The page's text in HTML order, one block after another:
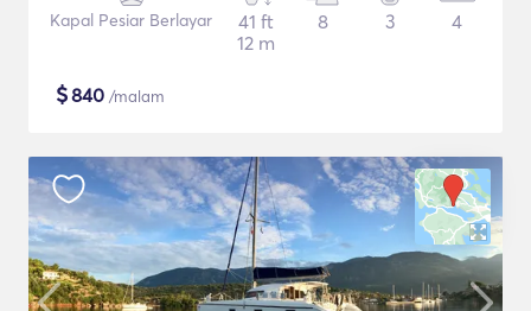
Kapal Pesiar Berlayar
41 ft
12 m
8 3 4
$840 /malam